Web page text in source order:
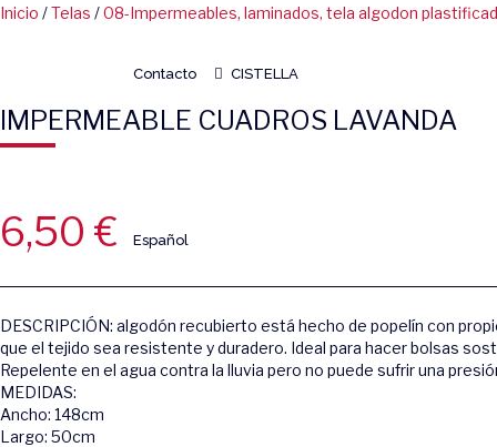
Contacto CISTELLA
Español
Inicio /Telas /08-Impermeables, laminados, tela algodon
IMPERMEABLE CUADROS LAVANDA
6,50 €
DESCRIPCIÓN: algodón recubierto está hecho de popelín con
que el tejido sea resistente y duradero. Ideal para hacer bolsas
Repelente en el agua contra la lluvia pero no puede sufrir una
MEDIDAS:
Ancho: 148cm
Largo: 50cm